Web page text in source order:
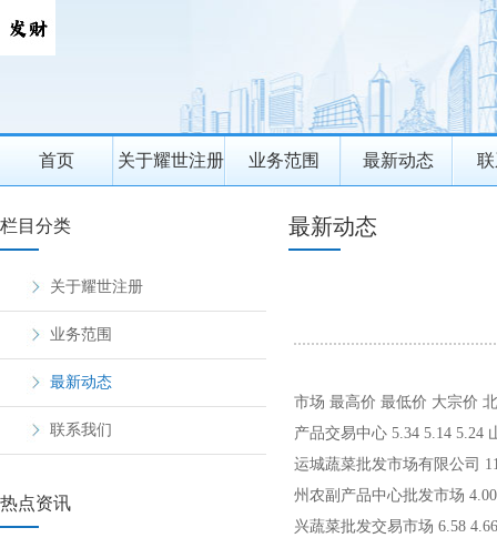
首页 关于耀世注册 业务范围 最新动态
栏目分类
关于耀世注册
业务范围
最新动态
联系我们
热点资讯
最新动态
市场 最高价 最低价 大宗价
产品交易中心 5.34 5.14 5.24
运城蔬菜批发市场有限公司
州农副产品中心批发市场
兴蔬菜批发交易市场 6.58